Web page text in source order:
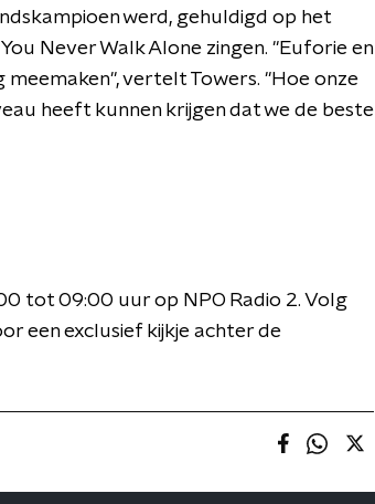
werd, gehuldigd op het
Never Walk Alone zingen. "Euforie en
meemaken", vertelt Towers. "Hoe onze
heeft kunnen krijgen dat we de beste
tot 09:00 uur op NPO Radio 2. Volg
een exclusief kijkje achter de